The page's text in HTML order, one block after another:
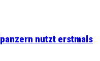
nutzt erstmals